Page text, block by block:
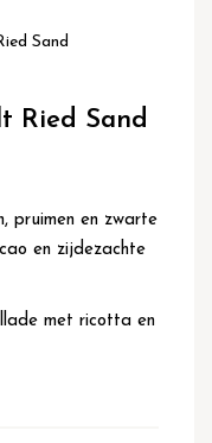
Sand
Ried Sand
pruimen en zwarte
en zijdezachte
met ricotta en